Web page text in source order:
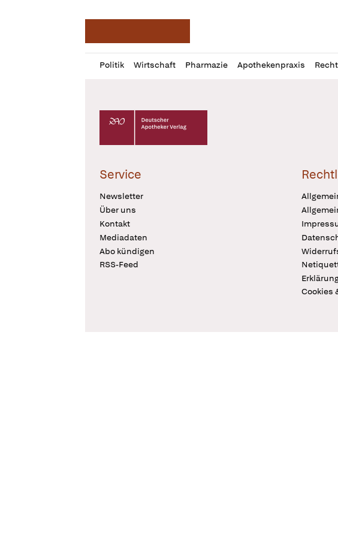
Politik Wirtschaft Pharmazie Apothekenpraxis Recht
Profil
öffnen
Daz
Pur
Deutscher Apotheker Verlag Logo
Service
Newsletter
Über uns
Kontakt
Mediadaten
Abo kündigen
RSS-Feed
Cookies